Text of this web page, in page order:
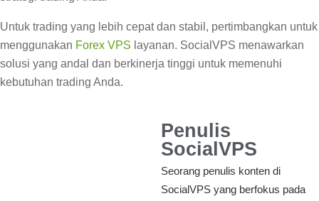
Untuk trading yang lebih cepat dan stabil, pertimbangkan untuk
menggunakan Forex VPS layanan. SocialVPS menawarkan
solusi yang andal dan berkinerja tinggi untuk memenuhi
kebutuhan trading Anda.
Penulis
SocialVPS
Seorang penulis konten di
SocialVPS yang berfokus pada